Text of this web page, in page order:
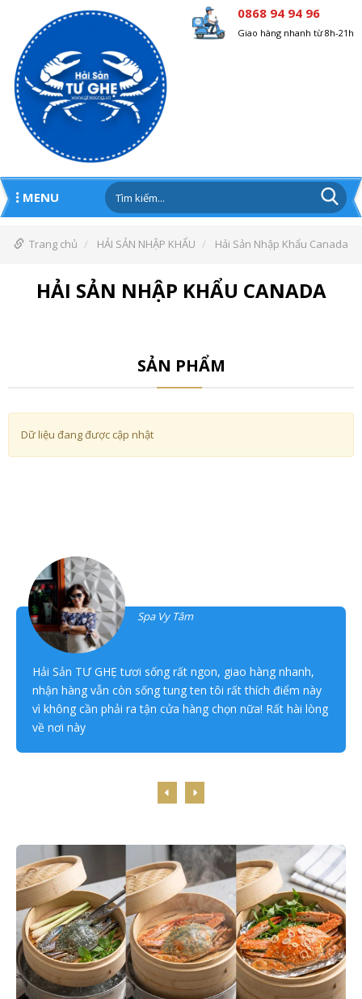
0868 94 94 96
Giao hàng nhanh từ 8h-21h
MENU
Trang chủ HẢI SẢN NHẬP KHẨU Hải Sản Nhập Khẩu Canada
HẢI SẢN NHẬP KHẨU CANADA
SẢN PHẨM
Dữ liệu đang được cập nhật
Spa Vy Tâm
Hải Sản TƯ GHẸ tươi sống rất ngon, giao hàng nhanh,
nhận hàng vẫn còn sống tung ten tôi rất thích điểm này
vì không cần phải ra tận cửa hàng chọn nữa! Rất hài lòng
về nơi này